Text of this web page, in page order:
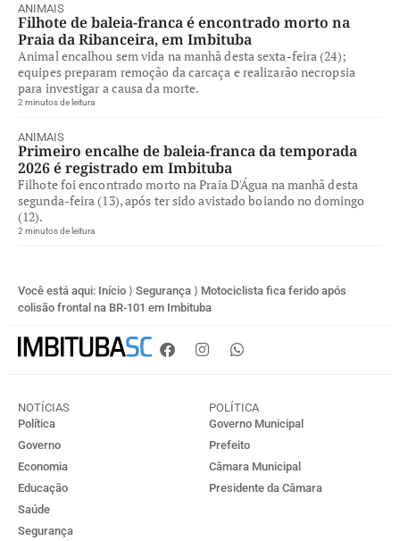
ANIMAIS
Filhote de baleia-franca é encontrado morto na
Praia da Ribanceira, em Imbituba
Animal encalhou sem vida na manhã desta sexta-feira (24);
equipes preparam remoção da carcaça e realizarão necropsia
para investigar a causa da morte.
2 minutos de leitura
ANIMAIS
Primeiro encalhe de baleia-franca da temporada
2026 é registrado em Imbituba
Filhote foi encontrado morto na Praia D'Água na manhã desta
segunda-feira (13), após ter sido avistado boiando no domingo
(12).
2 minutos de leitura
Você está aqui: Início ⟩ Segurança ⟩ Motociclista fica ferido após
colisão frontal na BR-101 em Imbituba
NOTÍCIAS
Política
Governo
Economia
Educação
Saúde
Segurança
POLÍTICA
Governo Municipal
Prefeito
Câmara Municipal
Presidente da Câmara